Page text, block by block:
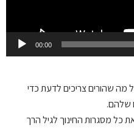
00:00
שהורים צריכים לדעת כדי
שלהם.
כל מסגרות החינוך לגיל הרך